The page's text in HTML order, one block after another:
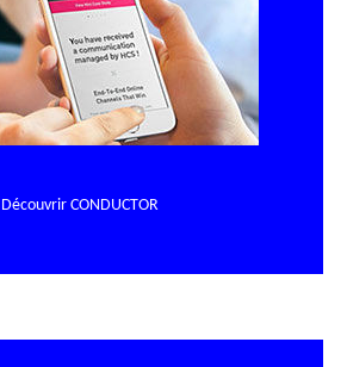
Découvrir CONDUCTOR